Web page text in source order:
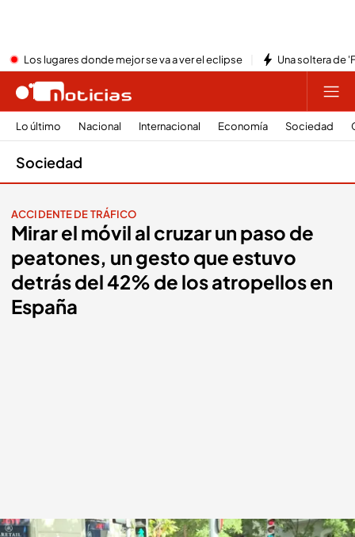
Los lugares donde mejor se va a ver el eclipse Una soltera de
Lo último Nacional Internacional Economía Sociedad
Sociedad
ACCIDENTE DE TRÁFICO
Mirar el móvil al cruzar un paso de
peatones, un gesto que estuvo
detrás del 42% de los atropellos en
España
Los peatones miran el móvil al cruzar la calle.Imagen: Javier Noriega